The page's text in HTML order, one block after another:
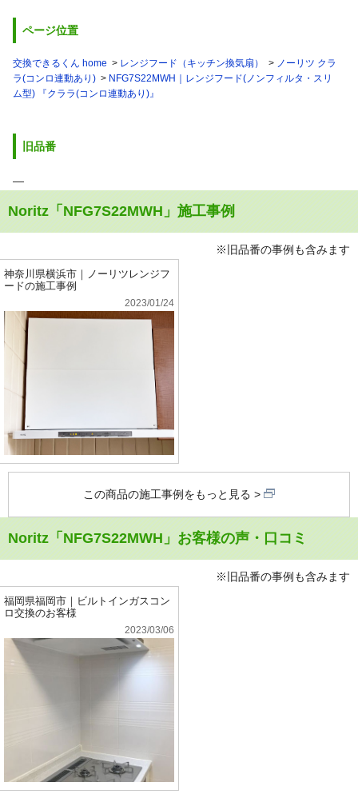
ページ位置
交換できるくん home レンジフード（キッチン換気扇）
ノーリツ クラ
ラ(コンロ連動あり)
NFG7S22MWH｜レンジフード(ノンフィルタ・スリ
ム型) 『クララ(コンロ連動あり)』
旧品番
―
Noritz「NFG7S22MWH」施工事例
※旧品番の事例も含みます
神奈川県横浜市｜ノーリツレンジフ
ードの施工事例
2023/01/24
この商品の施工事例をもっと見る
Noritz「NFG7S22MWH」お客様の声・口コミ
※旧品番の事例も含みます
福岡県福岡市｜ビルトインガスコン
ロ交換のお客様
2023/03/06